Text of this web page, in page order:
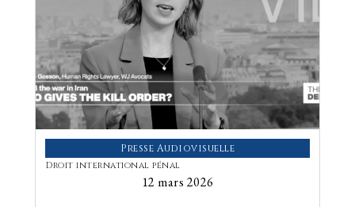
Presse Audiovisuelle
Droit international pénal
12 mars 2026